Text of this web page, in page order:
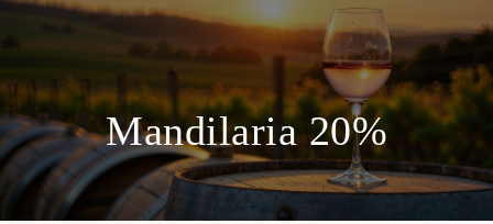
Mandilaria 20%